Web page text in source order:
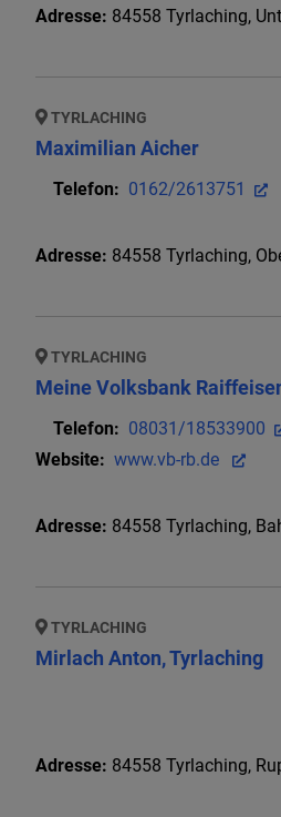
Adresse: 84558 Tyrlaching,
TYRLACHING
Maximilian Aicher
Telefon: 0162/2613751
Adresse: 84558 Tyrlaching,
TYRLACHING
Meine Volksbank
Telefon: 08031/18533900
Website: www.vb-rb.de
Adresse: 84558 Tyrlaching,
TYRLACHING
Mirlach Anton, Tyrlaching
Adresse: 84558 Tyrlaching,